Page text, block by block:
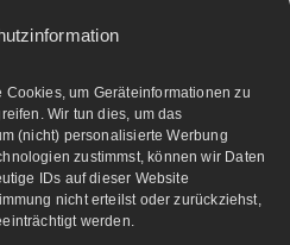
um Geräteinformationen zu
Wir tun dies, um das
(nicht) personalisierte Werbung
zustimmst, können wir Daten
IDs auf dieser Website
nicht erteilst oder zurückziehst,
werden.